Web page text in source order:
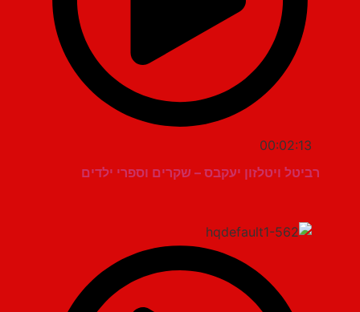
00:02:13
רביטל ויטלזון יעקבס – שקרים וספרי ילדים